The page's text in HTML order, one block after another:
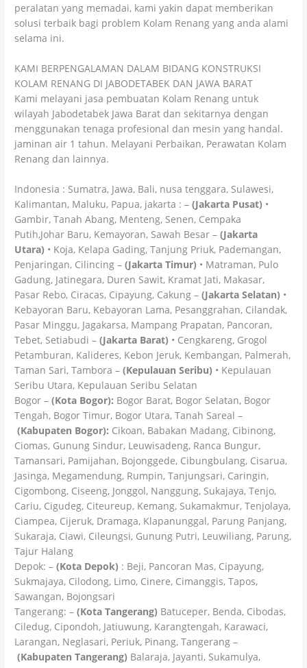
peralatan yang memadai, kami yakin dapat memberikan
solusi terbaik bagi problem Kolam Renang yang anda alami
selama ini.
KAMI BERPENGALAMAN DALAM BIDANG KONSTRUKSI
KOLAM RENANG DI JABODETABEK DAN JAWA BARAT
Kami melayani jasa pembuatan Kolam Renang untuk
wilayah Jabodetabek Jawa Barat dan sekitarnya dengan
menggunakan tenaga profesional dan mesin yang handal.
jaminan air 1 tahun. Melayani Perbaikan, Perawatan Kolam
Renang dan lainnya.
Indonesia : Sumatra, Jawa, Bali, nusa tenggara, Sulawesi,
Kalimantan, Maluku, Papua, jakarta : –(Jakarta Pusat) •
Gambir, Tanah Abang, Menteng, Senen, Cempaka
Putih,Johar Baru, Kemayoran, Sawah Besar –(Jakarta
Utara) • Koja, Kelapa Gading, Tanjung Priuk, Pademangan,
Penjaringan, Cilincing –(Jakarta Timur) • Matraman, Pulo
Gadung, Jatinegara, Duren Sawit, Kramat Jati, Makasar,
Pasar Rebo, Ciracas, Cipayung, Cakung –(Jakarta Selatan) •
Kebayoran Baru, Kebayoran Lama, Pesanggrahan, Cilandak,
Pasar Minggu, Jagakarsa, Mampang Prapatan, Pancoran,
Tebet, Setiabudi –(Jakarta Barat) • Cengkareng, Grogol
Petamburan, Kalideres, Kebon Jeruk, Kembangan, Palmerah,
Taman Sari, Tambora –(Kepulauan Seribu) • Kepulauan
Seribu Utara, Kepulauan Seribu Selatan
Bogor –(Kota Bogor): Bogor Barat, Bogor Selatan, Bogor
Tengah, Bogor Timur, Bogor Utara, Tanah Sareal –
(Kabupaten Bogor): Cikoan, Babakan Madang, Cibinong,
Ciomas, Gunung Sindur, Leuwisadeng, Ranca Bungur,
Tamansari, Pamijahan, Bojonggede, Cibungbulang, Cisarua,
Jasinga, Megamendung, Rumpin, Tanjungsari, Caringin,
Cigombong, Ciseeng, Jonggol, Nanggung, Sukajaya, Tenjo,
Cariu, Cigudeg, Citeureup, Kemang, Sukamakmur, Tenjolaya,
Ciampea, Cijeruk, Dramaga, Klapanunggal, Parung Panjang,
Sukaraja, Ciawi, Cileungsi, Gunung Putri, Leuwiliang, Parung,
Tajur Halang
Depok: –(Kota Depok) : Beji, Pancoran Mas, Cipayung,
Sukmajaya, Cilodong, Limo, Cinere, Cimanggis, Tapos,
Sawangan, Bojongsari
Tangerang: –(Kota Tangerang) Batuceper, Benda, Cibodas,
Ciledug, Cipondoh, Jatiuwung, Karangtengah, Karawaci,
Larangan, Neglasari, Periuk, Pinang, Tangerang –
(Kabupaten Tangerang) Balaraja, Jayanti, Sukamulya,